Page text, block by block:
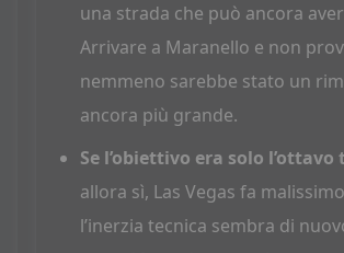
una strada che può ancora
Arrivare a Maranello e non
nemmeno sarebbe stato un
ancora più grande.
Se l’obiettivo era solo
allora sì, Las Vegas fa
l’inerzia tecnica sembra di